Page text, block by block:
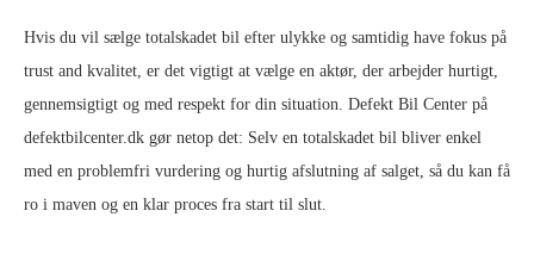
Hvis du vil sælge totalskadet bil efter ulykke og samtidig have fokus på
trust and kvalitet, er det vigtigt at vælge en aktør, der arbejder hurtigt,
gennemsigtigt og med respekt for din situation. Defekt Bil Center på
defektbilcenter.dk gør netop det: Selv en totalskadet bil bliver enkel
med en problemfri vurdering og hurtig afslutning af salget, så du kan få
ro i maven og en klar proces fra start til slut.